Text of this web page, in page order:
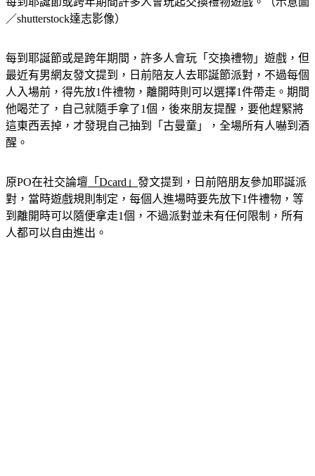
／shutterstock達志影像）
每到耶誕節或是跨年期間，許多人會玩「交換禮物」遊戲，但
最近有男網友發文提到，日前陪友人去耶誕節派對，不過每個
人入場前，得先放1件禮物，離開時則可以選擇1件帶走。期間
他喝茫了，自己就隨手拿了1個，後來朋友提醒，要他趕緊將
這東西丟掉，才發現自己抽到「古曼童」，全場所有人嚇到酒
醒。
原PO在社交論壇 「Dcard」 發文提到，日前陪朋友參加耶誕派
對，當時遊戲規則制定，每個人進場時要先放下1件禮物，等
到離開時可以隨便拿走1個，不過派對並未有任何限制，所有
人都可以自由進出。